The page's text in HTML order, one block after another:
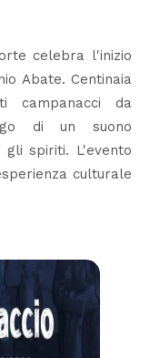
celebra l'inizio
Abate. Centinaia
campanacci da
di un suono
spiriti. L'evento
culturale